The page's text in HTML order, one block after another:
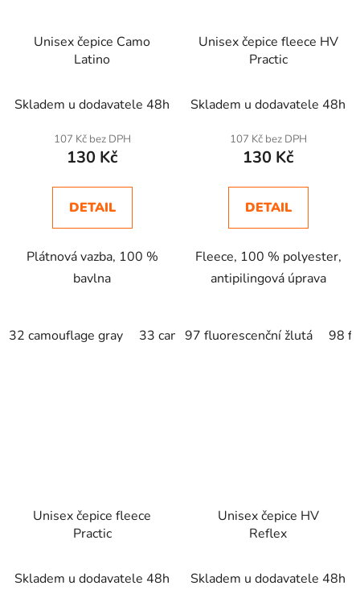
Unisex čepice Camo
Latino
Skladem u dodavatele 48h
107 Kč bez DPH
130 Kč
DETAIL
Plátnová vazba, 100 %
bavlna
32 camouflage gray 33 camouflage brown 34
Unisex čepice fleece HV
Practic
Skladem u dodavatele 48h
107 Kč bez DPH
130 Kč
DETAIL
Fleece, 100 % polyester,
antipilingová úprava
97 fluorescenční žlutá 98
Unisex čepice fleece
Practic
Skladem u dodavatele 48h
Unisex čepice HV
Reflex
Skladem u dodavatele 48h